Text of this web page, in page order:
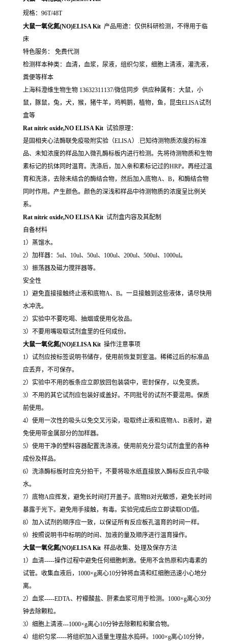
规格：96T/48T
大鼠一氧化氮(NO)ELISA Kit 产品用途：仅供科研检测，不得用于临
床
特色服务： 免费代测
检测样本种类：血清，血浆，尿液，组织匀浆，细胞上清液，灌洗液，
粪便等样本
上海科澄维生物生物 13632311137/微信同步 供应种属有：大鼠，小
鼠，豚鼠，兔，犬，猴，猪牛羊，鸡鸭鹅，植物，鱼，昆虫ELISA试剂
盒等
Rat nitric oxide,NO ELISA Kit 试验原理：
是固相夹心法酶联免疫吸附实验（ELISA）.已知待测物质浓度的标准
品、未知浓度的样品加入微孔酶标板内进行检测。先将待测物质和生物
素标记的抗体同时温育。洗涤后，加入亲和素标记过的HRP。再经过温
育和洗涤，去除未结合的酶结合物，然后加入底物A、B，和酶结合物
同时作用。产生颜色。颜色的深浅和样品中待测物质的浓度呈比例关
系。
Rat nitric oxide,NO ELISA Kit 试剂盒内容及其配制
自备材料
1）蒸馏水。
2）加样器：5ul、10ul、50ul、100ul、200ul、500ul、1000ul。
3）振荡器及磁力搅拌器等。
安全性
1）避免直接接触终止液和底物A、B。一旦接触到这些液体，请尽快用
水冲洗。
2）实验中不要吃喝、抽烟或使用化妆品。
3）不要用嘴吸取试剂盒里的任何成份。
大鼠一氧化氮(NO)ELISA Kit 操作注意事项
1）试剂应按标签说明书储存，使用前恢复到室温。稀稀过后的标准品
应丢弃，不可保存。
2）实验中不用的板条应立即放回包装袋中，密封保存，以免变质。
3）不用的其它试剂应包装好或盖好。不同批号的试剂不要混用。保质
前使用。
4）使用一次性的吸头以免交叉污染，吸取终止液和底物A、B液时，避
免使用带金属部分的加样器。
5）使用干净的塑料容器配置洗涤液。使用前充分混匀试剂盒里的各种
成份及样品。
6）洗涤酶标板时应充分拍干，不要将吸水纸直接放入酶标反应孔中吸
水。
7）底物A应挥发，避免长时间打开盖子。底物B对光敏感，避免长时间
暴露于光下。避免用手接触，有毒。实验完成后应立即读取OD值。
8）加入试剂的顺序应一致，以保证所有反应板孔温育的时间一样。
9）按照说明书中标明的时间、加液的量及顺序进行温育操作。
大鼠一氧化氮(NO)ELISA Kit 样品收集、处理及保存方法
1）血清-----操作过程中避免任何细胞刺激。使用不含热原和内毒素的
试管。收集血液后，1000×g离心10分钟将血清和红细胞迅速小心地分
离。
2）血浆-----EDTA、柠檬酸盐、肝素血浆可用于检测。1000×g离心30分
钟去除颗粒。
3）细胞上清液---1000×g离心10分钟去除颗粒和聚合物。
4）组织匀浆-----将组织加入适量生理盐水捣碎。1000×g离心10分钟，